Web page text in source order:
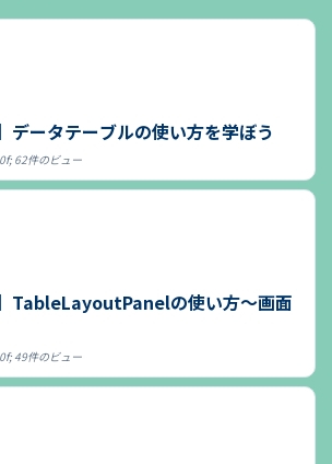
データテーブルの使い方を学ぼう
62件のビュー
TableLayoutPanelの使い方～画面
49件のビュー